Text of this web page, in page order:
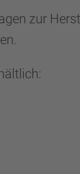
zur